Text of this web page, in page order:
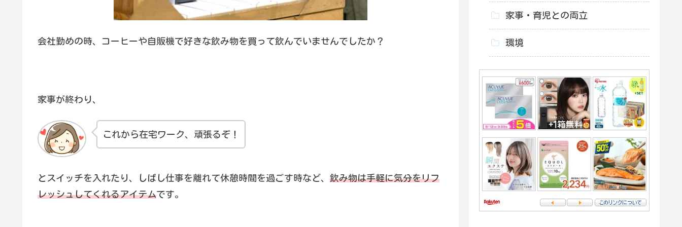
会社勤めの時、コーヒーや自販機で好きな飲み物を買って飲んでいませんでしたか？
家事が終わり、
これから在宅ワーク、頑張るぞ！
とスイッチを入れたり、しばし仕事を離れて休憩時間を過ごす時など、 飲み物は手軽に気分をリフ
レッシュしてくれるアイテムです。
家事・育児との両立
環境